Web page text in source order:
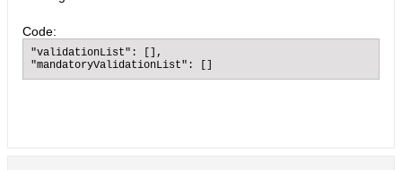
Code:
"validationList": [],
"mandatoryValidationList": []​